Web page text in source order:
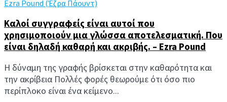
Ezra Pound (Έζρα Πάουντ)
Καλοί συγγραφείς είναι αυτοί που
χρησιμοποιούν μια γλώσσα αποτελεσματική. Που
είναι δηλαδή καθαρή και ακριβής. – Ezra Pound
Η δύναμη της γραφής βρίσκεται στην καθαρότητα και
την ακρίβεια Πολλές φορές θεωρούμε ότι όσο πιο
περίπλοκο είναι ένα κείμενο...